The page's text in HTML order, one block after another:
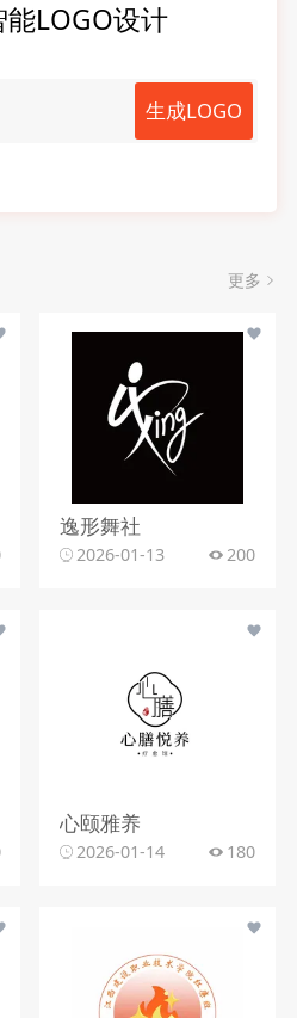
LOGO设计
生成LOGO
更多
逸形舞社
2026-01-13 200
心颐雅养
2026-01-14 180